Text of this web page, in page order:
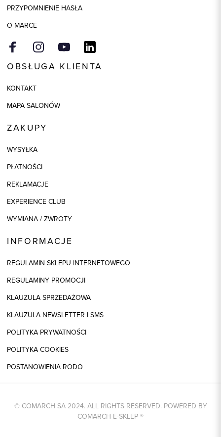
PRZYPOMNIENIE HASŁA
O MARCE
OBSŁUGA KLIENTA
KONTAKT
MAPA SALONÓW
ZAKUPY
WYSYŁKA
PŁATNOŚCI
REKLAMACJE
EXPERIENCE CLUB
WYMIANA / ZWROTY
INFORMACJE
REGULAMIN SKLEPU INTERNETOWEGO
REGULAMINY PROMOCJI
KLAUZULA SPRZEDAŻOWA
KLAUZULA NEWSLETTER I SMS
POLITYKA PRYWATNOŚCI
POLITYKA COOKIES
POSTANOWIENIA RODO
© COMARCH SA 2024. ALL RIGHTS RESERVED. POWERED BY
COMARCH E-SKLEP®